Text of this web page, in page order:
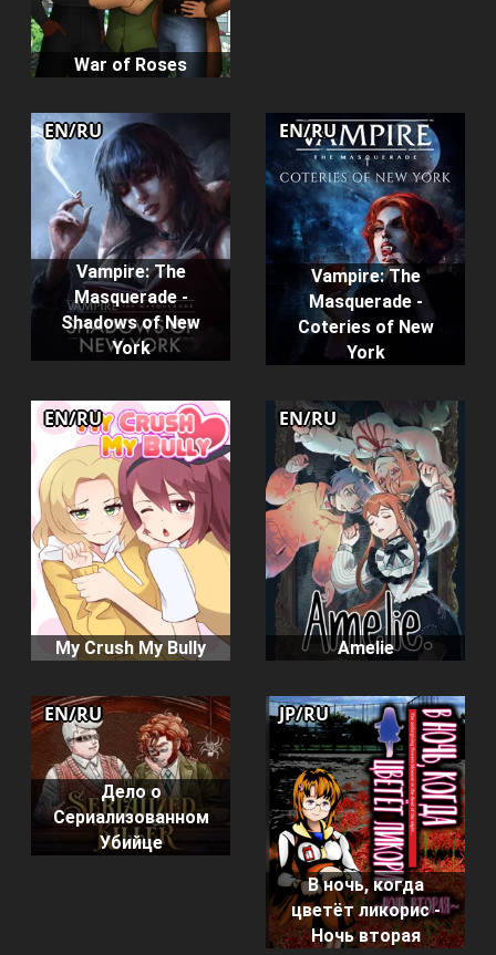
War of Roses
Vampire: The
Masquerade -
Shadows of New
York
EN/RU
Vampire: The
Masquerade -
Coteries of New
York
EN/RU
My Crush My Bully
EN/RU
Amelie
EN/RU
Дело о
Сериализованном
Убийце
EN/RU
В ночь, когда
цветёт ликорис -
Ночь вторая
JP/RU